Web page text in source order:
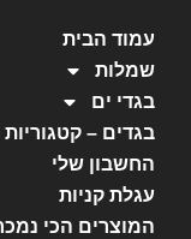
עמוד הבית
שמלות
בגדי ים
בגדים – קטגוריות
החשבון שלי
עגלת קניות
המוצרים הכי